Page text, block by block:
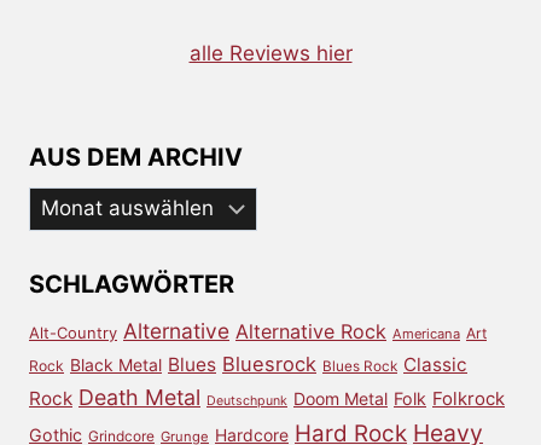
alle Reviews hier
AUS DEM ARCHIV
Aus
dem
SCHLAGWÖRTER
Alt-Country Alternative Alternative Rock Americana Art
Rock Black Metal Blues Bluesrock Blues Rock Classic
Rock Death Metal Deutschpunk Doom Metal Folk Folkrock
Gothic Grindcore Grunge Hardcore Hard Rock Heavy